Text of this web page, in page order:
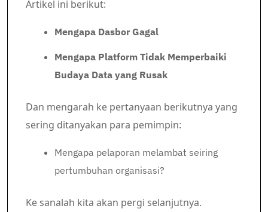
Artikel ini berikut:
Mengapa Dasbor Gagal
Mengapa Platform Tidak Memperbaiki
Budaya Data yang Rusak
Dan mengarah ke pertanyaan berikutnya yang
sering ditanyakan para pemimpin:
Mengapa pelaporan melambat seiring
pertumbuhan organisasi?
Ke sanalah kita akan pergi selanjutnya.